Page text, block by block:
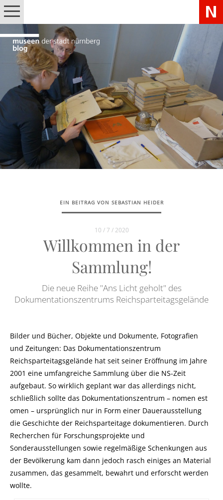
EIN BEITRAG VON SEBASTIAN HEIDER
10 / 7 / 2020
Willkommen in der
Sammlung!
Die neue Reihe "Ans Licht geholt" des
Dokumentationszentrums Reichsparteitagsgelände
Bilder und Bücher, Objekte und Dokumente, Fotografien
und Zeitungen: Das Dokumentationszentrum
Reichsparteitagsgelände hat seit seiner Eröffnung im Jahre
2001 eine umfangreiche Sammlung über die NS-Zeit
aufgebaut. So wirklich geplant war das allerdings nicht,
schließlich sollte das Dokumentationszentrum – nomen est
omen – ursprünglich nur in Form einer Dauerausstellung
die Geschichte der Reichsparteitage dokumentieren. Durch
Recherchen für Forschungsprojekte und
Sonderausstellungen sowie regelmäßige Schenkungen aus
der Bevölkerung kam dann jedoch rasch einiges an Material
zusammen, das gesammelt, bewahrt und erforscht werden
wollte.